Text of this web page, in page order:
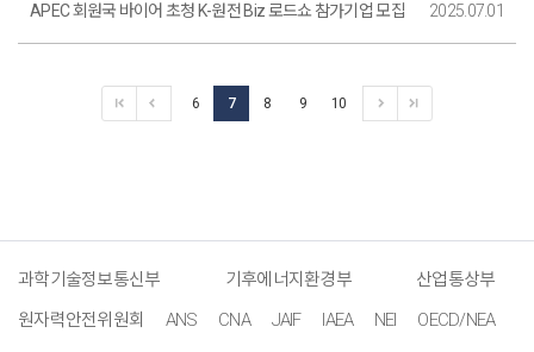
APEC 회원국 바이어 초청 K-원전 Biz 로드쇼 참가기업 모집 2025.07.01
6 7 8 9 10
과학기술정보통신부 기후에너지환경부
산업통상부
원자력안전위원회
ANS CNA JAIF IAEA NEI
OECD/NEA